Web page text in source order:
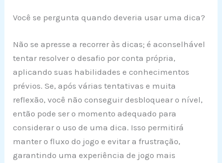
Você se pergunta quando deveria usar uma dica?
Não se apresse a recorrer às dicas; é aconselhável
tentar resolver o desafio por conta própria,
aplicando suas habilidades e conhecimentos
prévios. Se, após várias tentativas e muita
reflexão, você não conseguir desbloquear o nível,
então pode ser o momento adequado para
considerar o uso de uma dica. Isso permitirá
manter o fluxo do jogo e evitar a frustração,
garantindo uma experiência de jogo mais